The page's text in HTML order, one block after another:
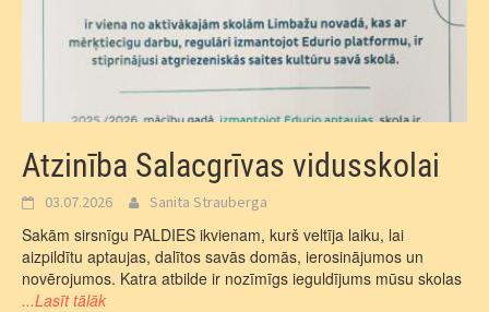
Atzinība Salacgrīvas vidusskolai
03.07.2026 Sanita Strauberga
Sakām sirsnīgu PALDIES ikvienam, kurš veltīja laiku, lai
aizpildītu aptaujas, dalītos savās domās, ierosinājumos un
novērojumos. Katra atbilde ir nozīmīgs ieguldījums mūsu skolas
...Lasīt tālāk